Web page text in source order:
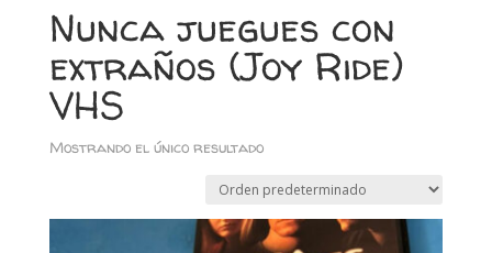
Nunca juegues con
extraños (Joy Ride)
VHS
Mostrando el único resultado